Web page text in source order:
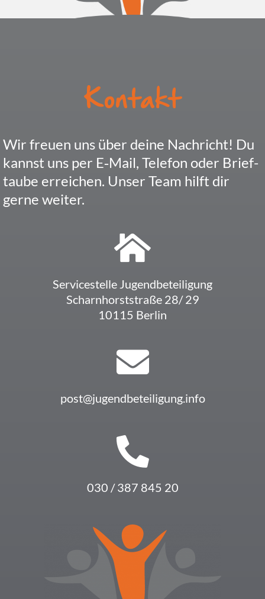
Kontakt
Wir freuen uns über deine Nach­richt! Du
kannst uns per E‑Mail, Telefon oder Brief­
taube errei­chen. Unser Team hilft dir
gerne weiter.
Service­stelle Jugendbeteiligung
Scharn­horst­straße 28/ 29
10115 Berlin
post@jugendbeteiligung.info
030 / 387 845 20